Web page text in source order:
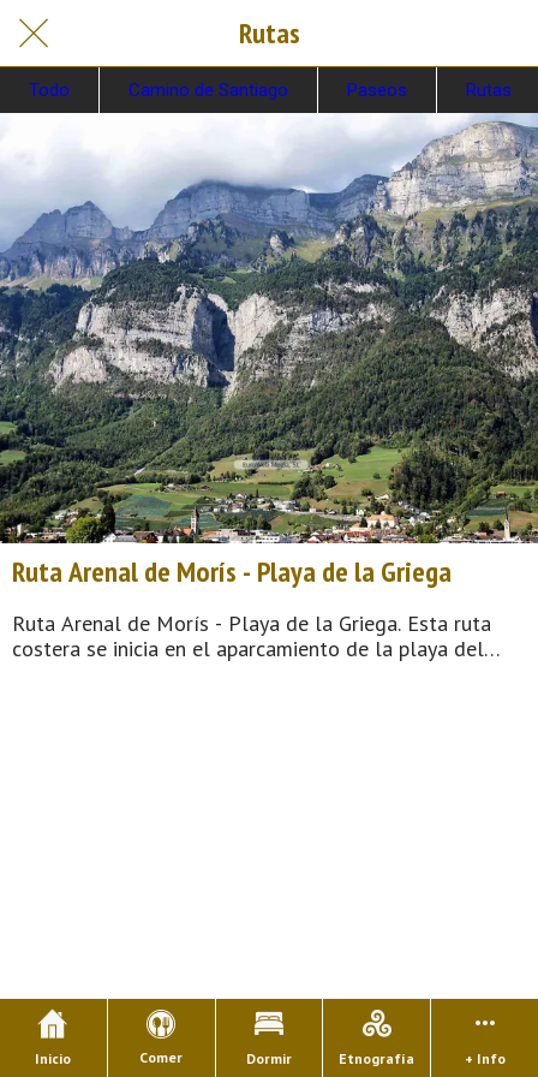
Rutas
Todo Camino de Santiago Paseos Rutas
Ruta Arenal de Morís - Playa de la Griega
Ruta Arenal de Morís - Playa de la Griega. Esta ruta
costera se inicia en el aparcamiento de la playa del
Inicio Comer Dormir Etnografía + Info